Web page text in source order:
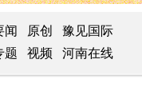
闻 原创 豫见国际
题
视频 河南在线